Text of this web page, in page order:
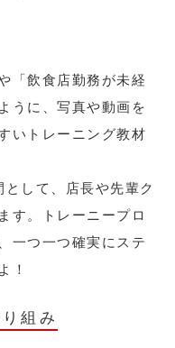
「飲食店勤務が未経
うに、写真や動画を
いトレーニング教材
して、店長や先輩ク
す。トレーニープロ
一つ一つ確実にステ
！
組み